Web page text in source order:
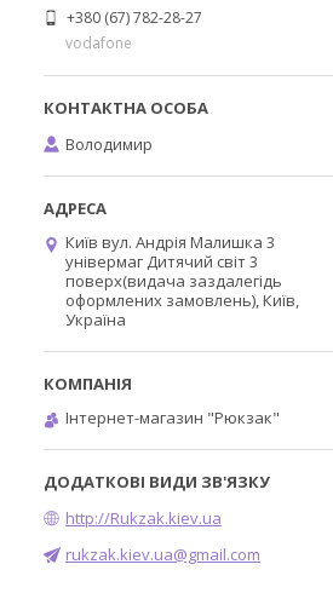
+380 (67) 782-28-27
vodafone
Володимир
Київ вул. Андрія Малишка 3
універмаг Дитячий світ 3
поверх(видача заздалегідь
оформлених замовлень), Київ,
Україна
Інтернет-магазин "Рюкзак"
http://Rukzak.kiev.ua
rukzak.kiev.ua@gmail.com